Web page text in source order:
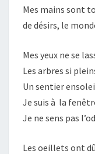
Mes mains sont
de désirs, le
Mes yeux ne se
Les arbres si
Un sentier
Je suis à la
Je ne sens pas
Les oeillets ont